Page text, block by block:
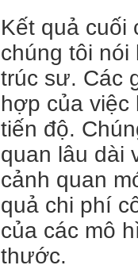
Kết quả cuối
chúng tôi
trúc sư. Các
hợp của việc
tiến độ.
quan lâu dài
cảnh quan
quả chi phí
của các mô
thước.